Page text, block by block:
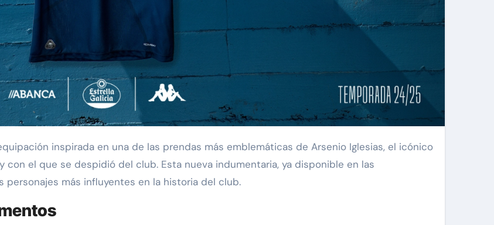
con el que se despidió del club. Esta nueva indumentaria, ya disponible en las
más influyentes en la historia del club.